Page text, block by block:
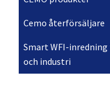
Cemo återförsäljare
Smart WFI-
och industri